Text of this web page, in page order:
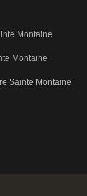
Montaine
Montaine
Sainte Montaine